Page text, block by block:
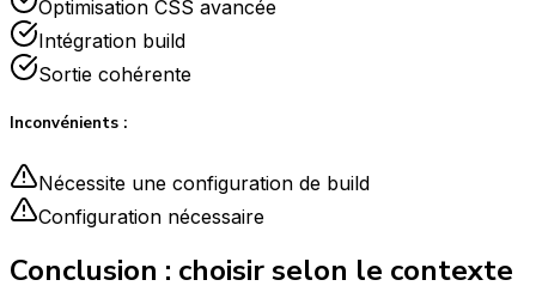
Optimisation CSS avancée
Intégration build
Sortie cohérente
Inconvénients :
Nécessite une configuration de build
Configuration nécessaire
Conclusion : choisir selon le contexte